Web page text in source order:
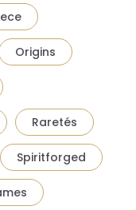
Origins
Raretés
Spiritforged